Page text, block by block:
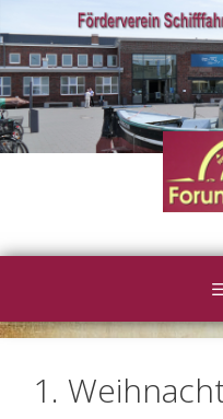
Inhalt
springen
1.